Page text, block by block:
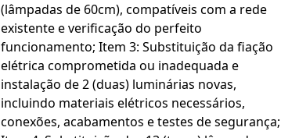
(lâmpadas de 60cm), compatíveis com a rede
existente e verificação do perfeito
funcionamento; Item 3: Substituição da fiação
elétrica comprometida ou inadequada e
instalação de 2 (duas) luminárias novas,
incluindo materiais elétricos necessários,
conexões, acabamentos e testes de segurança;